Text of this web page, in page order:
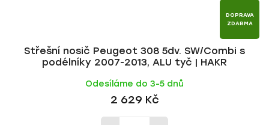
DOPRAVA
ZDARMA
Střešní nosič Peugeot 308 5dv. SW/Combi s
podélníky 2007-2013, ALU tyč | HAKR
Odesíláme do 3-5 dnů
2 629 Kč